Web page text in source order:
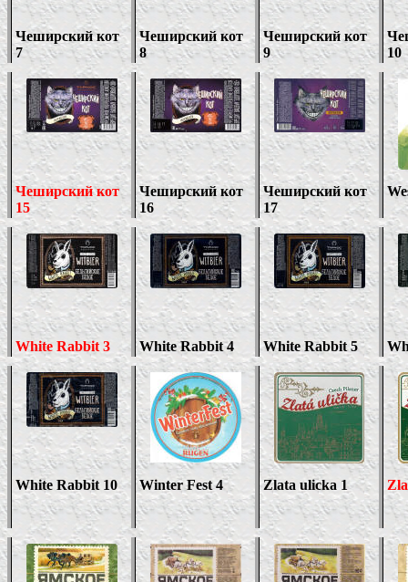
Чеширский кот
7
Чеширский кот
8
Чеширский кот
9
10
Чеширский кот
15
Чеширский кот
16
Чеширский кот
17
White Rabbit 3 White Rabbit4 White Rabbit 5
White Rabbit 10 Winter Fest 4 Zlata ulicka 1